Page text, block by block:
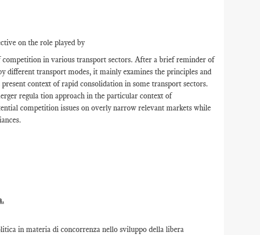
on the role played by
in various transport sectors. After a brief reminder of
different transport modes, it mainly examines the principles and
context of rapid consolidation in some transport sectors.
regula tion approach in the particular context of
competition issues on overly narrow relevant markets while
in materia di concorrenza nello sviluppo della libera